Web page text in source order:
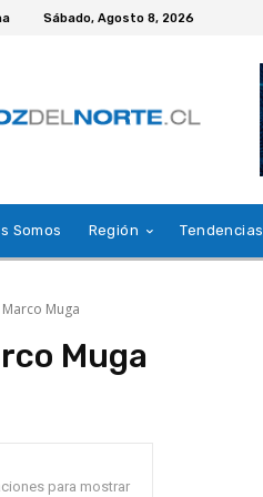
Sábado, Agosto 8, 2026
Somos Región Tendencias
Marco Muga
Muga
para mostrar